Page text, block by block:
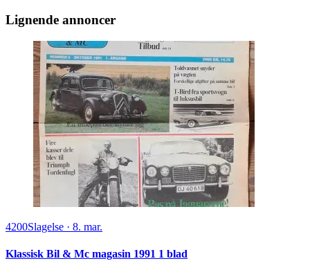
Lignende annoncer
4200Slagelse · 8. mar.
Klassisk Bil & Mc magasin 1991 1 blad